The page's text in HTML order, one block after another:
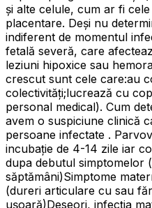
și alte celule, cum ar fi
placentare. Deși nu
indiferent de momentul
fetală severă, care
leziuni hipoxice sau
crescut sunt cele care:au
colectivități;lucrează cu
personal medical). Cum
avem o suspiciune clinică
persoane infectate .
incubație de 4-14 zile iar
dupa debutul simptomelor
săptămâni)Simptome
(dureri articulare cu sau
ușoară)Deseori, infecția